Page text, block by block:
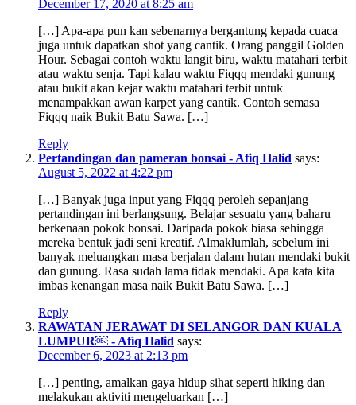
December 17, 2020 at 8:25 am
[…] Apa-apa pun kan sebenarnya bergantung kepada cuaca
juga untuk dapatkan shot yang cantik. Orang panggil Golden
Hour. Sebagai contoh waktu langit biru, waktu matahari terbit
atau waktu senja. Tapi kalau waktu Fiqqq mendaki gunung
atau bukit akan kejar waktu matahari terbit untuk
menampakkan awan karpet yang cantik. Contoh semasa
Fiqqq naik Bukit Batu Sawa. […]
Reply
Pertandingan dan pameran bonsai - Afiq Halid says:
August 5, 2022 at 4:22 pm
[…] Banyak juga input yang Fiqqq peroleh sepanjang
pertandingan ini berlangsung. Belajar sesuatu yang baharu
berkenaan pokok bonsai. Daripada pokok biasa sehingga
mereka bentuk jadi seni kreatif. Almaklumlah, sebelum ini
banyak meluangkan masa berjalan dalam hutan mendaki bukit
dan gunung. Rasa sudah lama tidak mendaki. Apa kata kita
imbas kenangan masa naik Bukit Batu Sawa. […]
Reply
RAWATAN JERAWAT DI SELANGOR DAN KUALA
LUMPUR￼ - Afiq Halid says:
December 6, 2023 at 2:13 pm
[…] penting, amalkan gaya hidup sihat seperti hiking dan
melakukan aktiviti mengeluarkan […]